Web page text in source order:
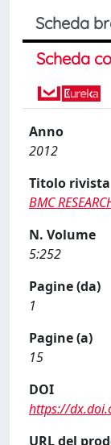
Scheda
Scheda
Anno
2012
Titolo rivista
BMC
N. Volume
5:252
Pagine (da)
1
Pagine (a)
15
DOI
https://
URL del